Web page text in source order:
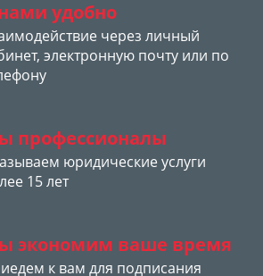
удобно
через личный
электронную почту или по
профессионалы
юридические услуги
15 лет
экономим ваше время
к вам для подписания